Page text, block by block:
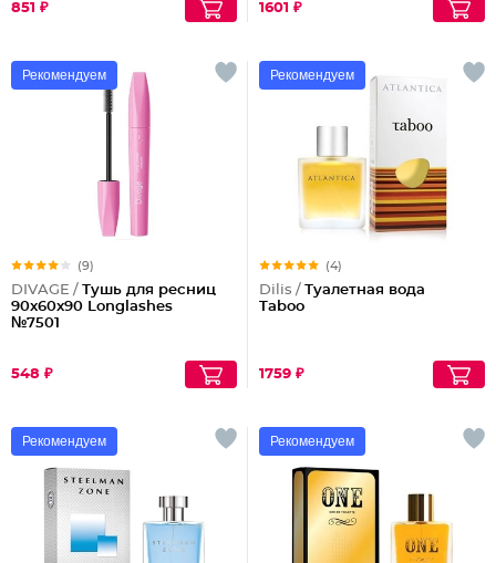
851 ₽ 1601 ₽
Рекомендуем
(9)
DIVAGE / Тушь для ресниц
90x60x90 Longlashes
№7501
548 ₽
Рекомендуем
(4)
Dilis / Туалетная вода
Taboo
1759 ₽
Рекомендуем Рекомендуем